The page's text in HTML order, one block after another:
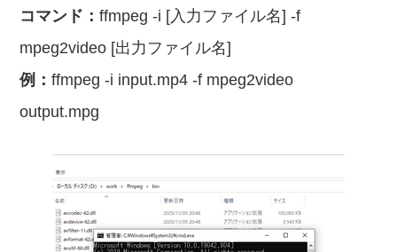
コマンド：ffmpeg -i [入力ファイル名] -f
mpeg2video [出力ファイル名]
例：ffmpeg -i input.mp4 -f mpeg2video
output.mpg